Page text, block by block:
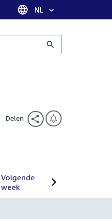
Taal selectie
NL
Delen
Volgende
week
Volgende